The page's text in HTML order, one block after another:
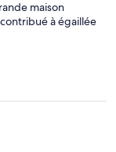
maison
à égaillée